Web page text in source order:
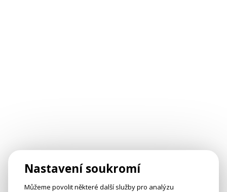
Nastavení soukromí
Můžeme povolit některé další služby pro analýzu